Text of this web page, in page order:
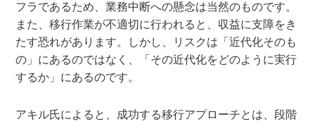
フラであるため、業務中断への懸念は当然のものです。
また、移行作業が不適切に行われると、収益に支障をき
たす恐れがあります。しかし、リスクは「近代化そのも
の」にあるのではなく、「その近代化をどのように実行
するか」にあるのです。
アキル氏によると、成功する移行アプローチとは、段階